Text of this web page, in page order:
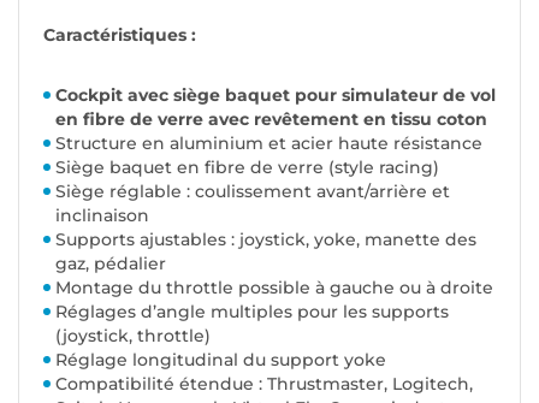
Caractéristiques :
Cockpit avec siège baquet pour simulateur de vol
en fibre de verre avec revêtement en tissu coton
Structure en aluminium et acier haute résistance
Siège baquet en fibre de verre (style racing)
Siège réglable : coulissement avant/arrière et
inclinaison
Supports ajustables : joystick, yoke, manette des
gaz, pédalier
Montage du throttle possible à gauche ou à droite
Réglages d’angle multiples pour les supports
(joystick, throttle)
Réglage longitudinal du support yoke
Compatibilité étendue : Thrustmaster, Logitech,